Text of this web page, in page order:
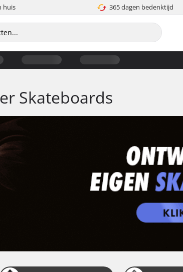
huis 365 dagen bedenktijd
Skateboards